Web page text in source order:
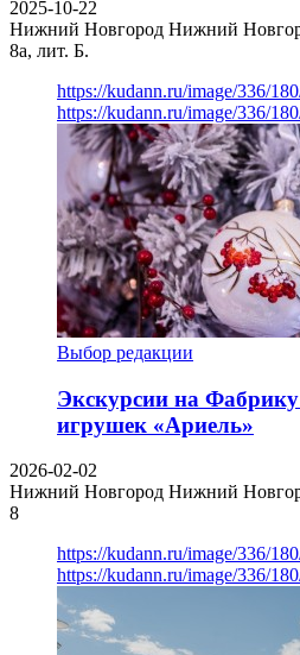
2025-10-22
Нижний Новгород Нижний
8а, лит. Б.
https://kudann.ru/image/336/
https://kudann.ru/image/336/
Выбор редакции
Экскурсии на
игрушек «Ариель»
2026-02-02
Нижний Новгород Нижний
8
https://kudann.ru/image/336/
https://kudann.ru/image/336/